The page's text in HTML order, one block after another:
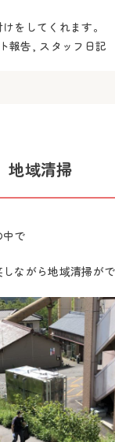
をしてくれます。
報告 スタッフ日記
域清掃
で
ながら地域清掃がで